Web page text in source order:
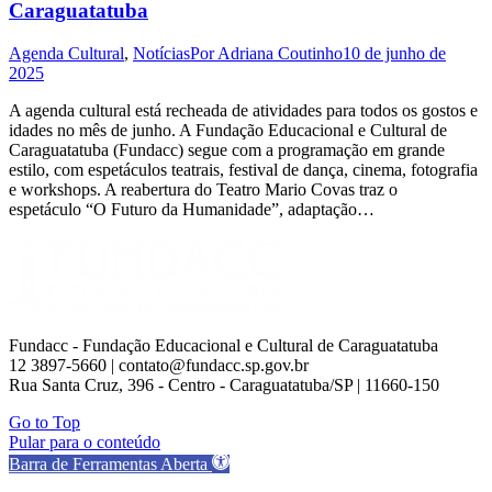
Caraguatatuba
Agenda Cultural, NotíciasPorAdriana Coutinho10 de junho de
2025
A agenda cultural está recheada de atividades para todos os gostos e
idades no mês de junho. A Fundação Educacional e Cultural de
Caraguatatuba (Fundacc) segue com a programação em grande
estilo, com espetáculos teatrais, festival de dança, cinema, fotografia
e workshops. A reabertura do Teatro Mario Covas traz o
espetáculo “O Futuro da Humanidade”, adaptação…
Fundacc - Fundação Educacional e Cultural de Caraguatatuba
12 3897-5660 | contato@fundacc.sp.gov.br
Rua Santa Cruz, 396 - Centro - Caraguatatuba/SP | 11660-150
Go to Top
Pular para o conteúdo
Barra de Ferramentas Aberta